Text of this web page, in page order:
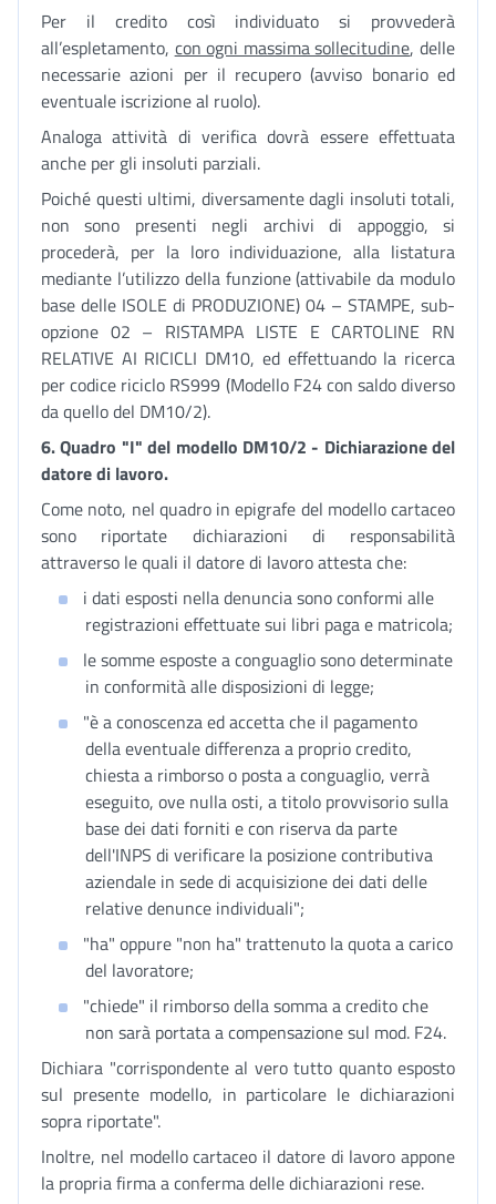
Per il credito così individuato si provvederà
all’espletamento, con ogni massima sollecitudine, delle
necessarie azioni per il recupero (avviso bonario ed
eventuale iscrizione al ruolo).
Analoga attività di verifica dovrà essere effettuata
anche per gli insoluti parziali.
Poiché questi ultimi, diversamente dagli insoluti totali,
non sono presenti negli archivi di appoggio, si
procederà, per la loro individuazione, alla listatura
mediante l’utilizzo della funzione (attivabile da modulo
base delle ISOLE di PRODUZIONE) 04 – STAMPE, sub-
opzione 02 – RISTAMPA LISTE E CARTOLINE RN
RELATIVE AI RICICLI DM10, ed effettuando la ricerca
per codice riciclo RS999 (Modello F24 con saldo diverso
da quello del DM10/2).
6. Quadro "I" del modello DM10/2 - Dichiarazione del
datore di lavoro.
Come noto, nel quadro in epigrafe del modello cartaceo
sono riportate dichiarazioni di responsabilità
attraverso le quali il datore di lavoro attesta che:
i dati esposti nella denuncia sono conformi alle
registrazioni effettuate sui libri paga e matricola;
le somme esposte a conguaglio sono determinate
in conformità alle disposizioni di legge;
"è a conoscenza ed accetta che il pagamento
della eventuale differenza a proprio credito,
chiesta a rimborso o posta a conguaglio, verrà
eseguito, ove nulla osti, a titolo provvisorio sulla
base dei dati forniti e con riserva da parte
dell'INPS di verificare la posizione contributiva
aziendale in sede di acquisizione dei dati delle
relative denunce individuali";
"ha" oppure "non ha" trattenuto la quota a carico
del lavoratore;
"chiede" il rimborso della somma a credito che
non sarà portata a compensazione sul mod. F24.
Dichiara "corrispondente al vero tutto quanto esposto
sul presente modello, in particolare le dichiarazioni
sopra riportate".
Inoltre, nel modello cartaceo il datore di lavoro appone
la propria firma a conferma delle dichiarazioni rese.